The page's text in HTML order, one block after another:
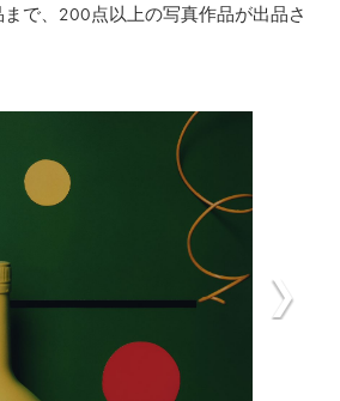
で、200点以上の写真作品が出品さ